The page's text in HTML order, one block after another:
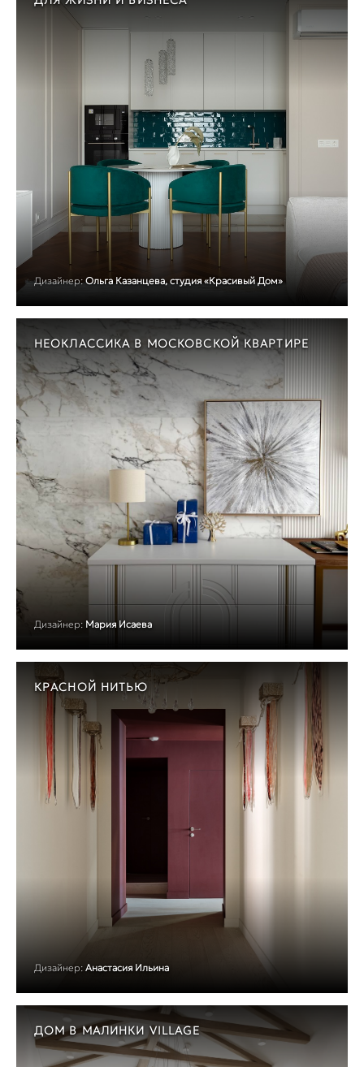
Дизайнер: Ольга Казанцева, студия «Красивый Дом»
НЕОКЛАССИКА В МОСКОВСКОЙ КВАРТИРЕ
Дизайнер: Мария Исаева
КРАСНОЙ НИТЬЮ
Дизайнер: Анастасия Ильина
ДОМ В МАЛИНКИ VILLAGE